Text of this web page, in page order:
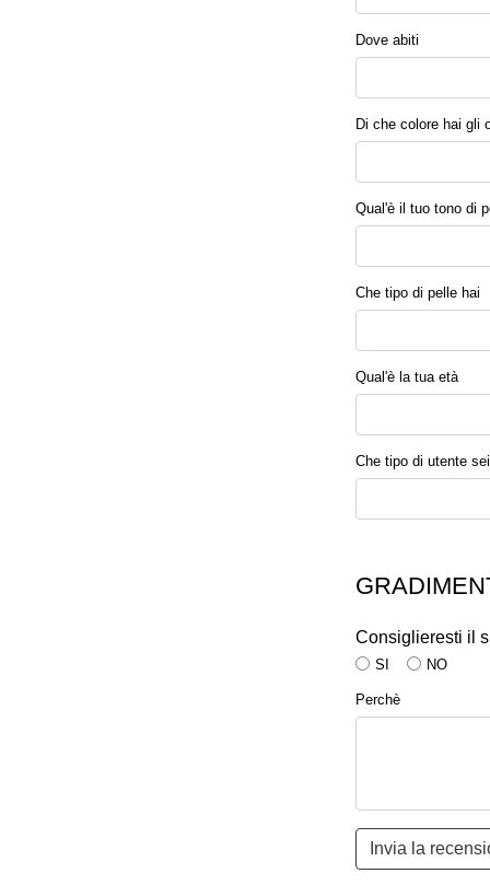
Dove abiti
Di che colore hai gli
Qual'è il tuo tono di
Che tipo di pelle hai
Qual'è la tua età
Che tipo di utente sei
Consiglieresti il
SI NO
Perchè